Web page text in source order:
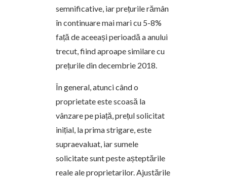
semnificative, iar prețurile rămân
în continuare mai mari cu 5-8%
față de aceeași perioadă a anului
trecut, fiind aproape similare cu
prețurile din decembrie 2018.
În general, atunci când o
proprietate este scoasă la
vânzare pe piață, prețul solicitat
inițial, la prima strigare, este
supraevaluat, iar sumele
solicitate sunt peste așteptările
reale ale proprietarilor. Ajustările